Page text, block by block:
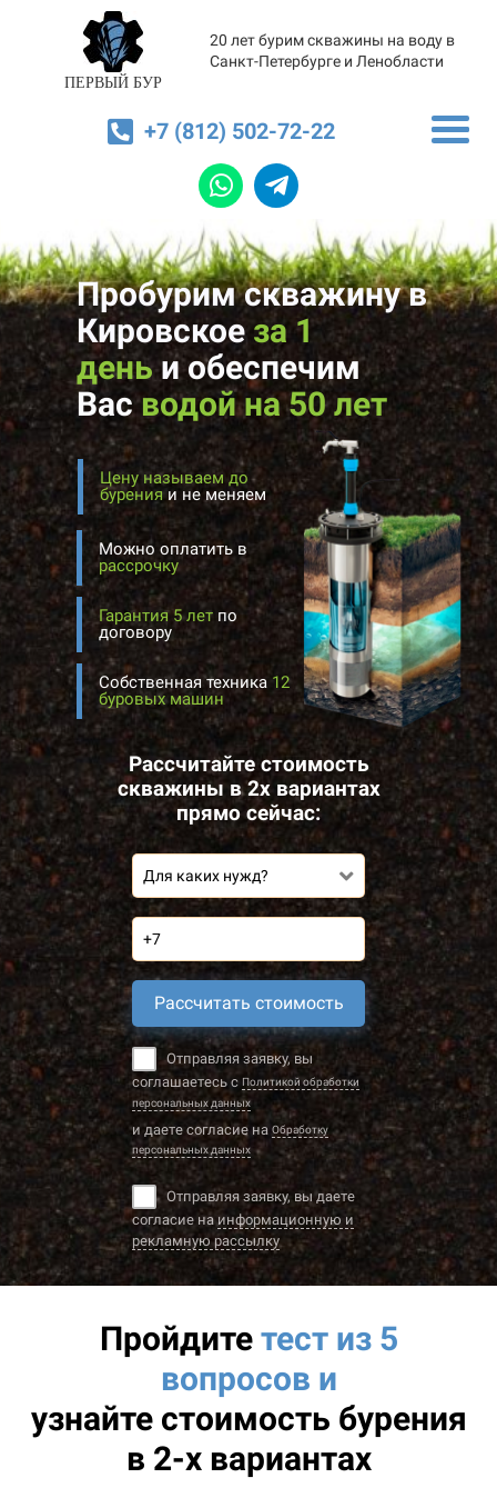
ПЕРВЫЙ БУР
20 лет бурим скважины на воду в
Санкт-Петербурге и Ленобласти
+7 (812) 502-72-22
Пробурим скважину в
Кировскоеза 1
деньиобеспечим
Васводой на 50 лет
Цену называем до
буренияи не меняем
Собственная техника 12
буровых машин
Можно оплатить в
рассрочку
Рассчитайте стоимость
скважины в 2х вариантах
прямо сейчас:
Для каких нужд?
Рассчитать стоимость
Отправляя заявку, вы
соглашаетесь с Политикой обработки
персональных данных
и даете согласие на Обработку
персональных данных
Отправляя заявку, вы даете
согласие наинформационную и
рекламную рассылку
Гарантия 5 лет по
договору
Пройдитетест из 5
вопросов и
узнайте стоимость бурения
в 2-х вариантах